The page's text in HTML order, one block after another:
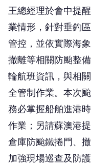
王總經理於會中提
業情形，針對垂釣
管控，並依實際海
撤離等相關防颱整
輪航班資訊，與相
全管制作業。本次
務必掌握船舶進港
作業；另請蘇澳港
倉庫防颱鐵捲門、
加強現場巡查及防護